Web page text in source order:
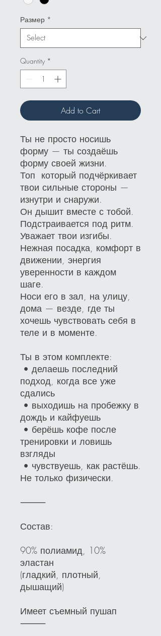
Размер *
Quantity *
Add to Cart
Ты не просто носишь
форму — ты создаёшь
форму своей жизни.
Топ который подчёркивает
твои сильные стороны —
изнутри и снаружи.
Он дышит вместе с тобой.
Подстраивается под ритм.
Уважает твои изгибы.
Нежная посадка, комфорт в
движении, энергия
уверенности в каждом
шаге.
Носи его в зал, на улицу,
дома — везде, где ты
хочешь чувствовать себя в
теле и в моменте.
Ты в этом комплекте:
• делаешь последний
подход, когда все уже
сдались
• выходишь на пробежку в
дождь и кайфуешь
• берёшь кофе после
тренировки и ловишь
взгляды
• чувствуешь, как растёшь.
Не только физически.
⸻
Состав:
90% полиамид, 10%
эластан
(гладкий, плотный,
дышащий)
Имеет съемный пушап
⸻